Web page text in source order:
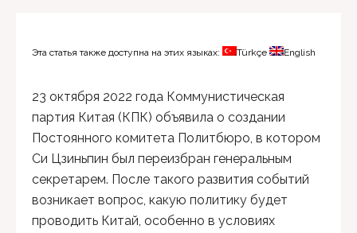
Эта статья также доступна на этих языках: Türkçe English
23 октября 2022 года Коммунистическая
партия Китая (КПК) объявила о создании
Постоянного комитета Политбюро, в котором
Си Цзиньпин был переизбран генеральным
секретарем. После такого развития событий
возникает вопрос, какую политику будет
проводить Китай, особенно в условиях